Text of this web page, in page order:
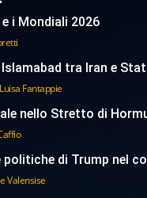
e i Mondiali 2026
tra Iran e
Fantappie
nello Stretto di
politiche di Trump nel
Valensise